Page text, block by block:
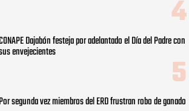
Dajabón festeja por adelantado el Día del Padre con
envejecientes
Por segunda vez miembros del ERD frustran robo de ganado